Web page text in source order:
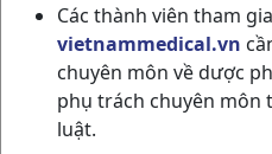
Các thành viên tham
vietnammedical.vn
chuyên môn về dược
phụ trách chuyên môn
luật.